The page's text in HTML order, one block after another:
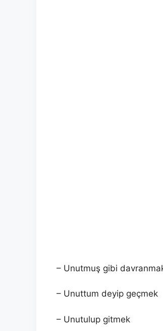
– Unutmuş gibi
– Unuttum deyip geçmek
– Unutulup gitmek